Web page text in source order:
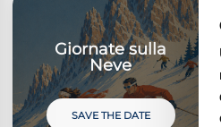
Giornate sulla
Neve
SAVE THE DATE